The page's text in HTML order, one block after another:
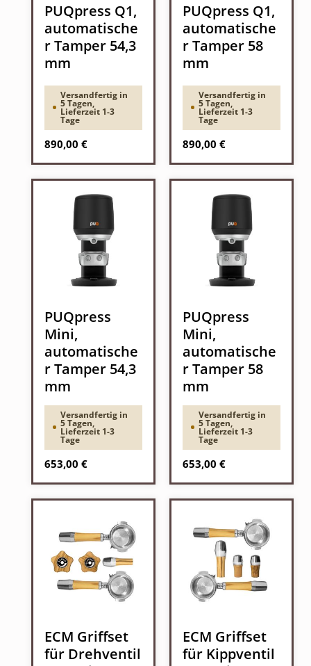
PUQpress Q1,
automatische
r Tamper 54,3
mm
Versandfertig in
5 Tagen,
Lieferzeit 1-3
Tage
Regulärer Preis:
890,00 €
PUQpress Q1,
automatische
r Tamper 58
mm
Versandfertig in
5 Tagen,
Lieferzeit 1-3
Tage
Regulärer Preis:
890,00 €
PUQpress
Mini,
automatische
r Tamper 54,3
mm
Versandfertig in
5 Tagen,
Lieferzeit 1-3
Tage
Regulärer Preis:
653,00 €
PUQpress
Mini,
automatische
r Tamper 58
mm
Versandfertig in
5 Tagen,
Lieferzeit 1-3
Tage
Regulärer Preis:
653,00 €
ECM Griffset
für Drehventil
ECM Griffset
für Kippventil